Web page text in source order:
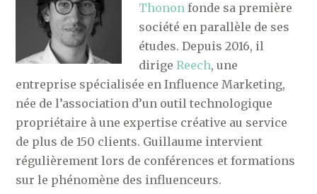
Thonon fonde sa première
société en parallèle de ses
études. Depuis 2016, il
dirigeReech, une
entreprise spécialisée en Influence Marketing,
née de l’association d’un outil technologique
propriétaire à une expertise créative au service
de plus de 150 clients. Guillaume intervient
régulièrement lors de conférences et formations
sur le phénomène des influenceurs.